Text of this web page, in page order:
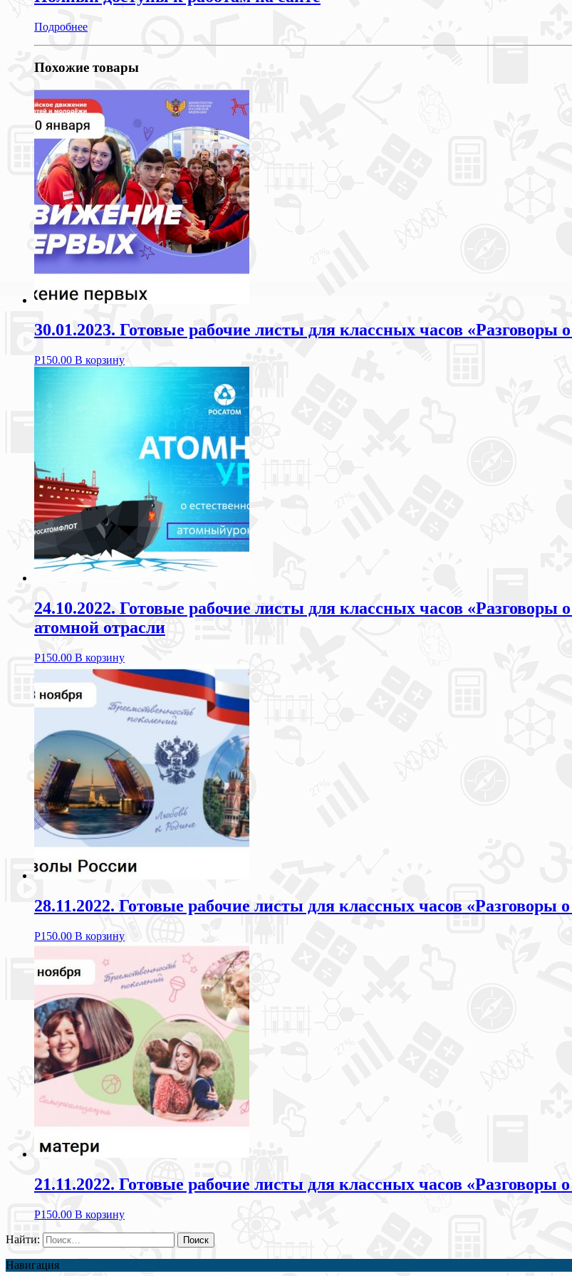
Подробнее
Похожие товары
30.01.2023. Готовые рабочие листы для классных часов
Р150.00 В корзину
24.10.2022. Готовые рабочие листы для классных часов
атомной отрасли
Р150.00 В корзину
28.11.2022. Готовые рабочие листы для классных часов
Р150.00 В корзину
21.11.2022. Готовые рабочие листы для классных часов «Разговоры
Р150.00 В корзину
Найти:
Навигация